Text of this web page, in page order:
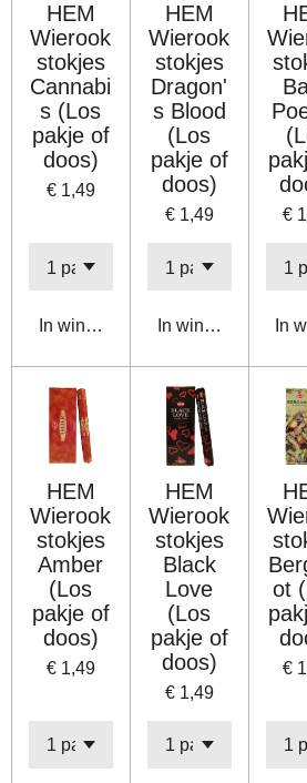
HEM
Wierook
stokjes
Cannabi
s (Los
pakje of
doos)
€ 1,49
In winkelwagen
HEM
Wierook
stokjes
Dragon'
s Blood
(Los
pakje of
doos)
€ 1,49
In winkelwagen
€
In
HEM
Wierook
stokjes
Amber
(Los
pakje of
doos)
€ 1,49
HEM
Wierook
stokjes
Black
Love
(Los
pakje of
doos)
€ 1,49
ot
€